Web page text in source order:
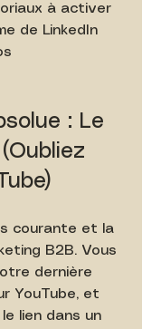
à activer
de LinkedIn
: Le
courante et la
B2B. Vous
dernière
YouTube, et
lien dans un